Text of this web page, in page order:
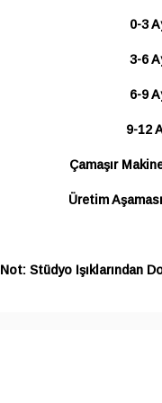
0-3
3-6
6-9
9-12
Çamaşır
Üretim
Not: Stüdyo Işıklarından